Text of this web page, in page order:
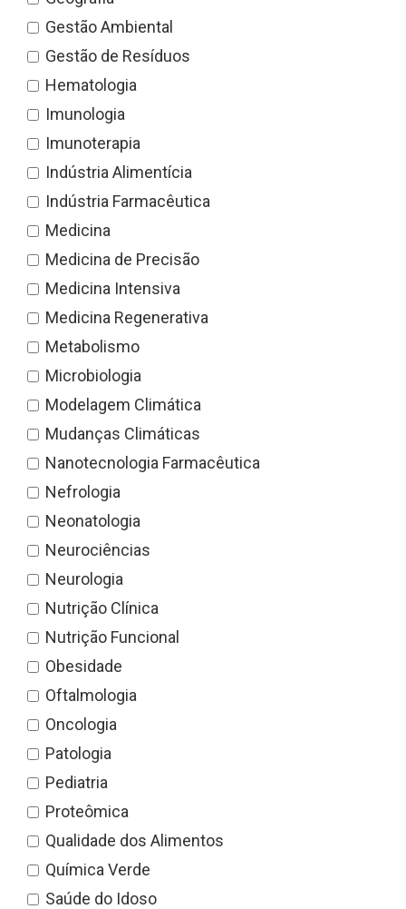
Gestão Ambiental
Gestão de Resíduos
Hematologia
Imunologia
Imunoterapia
Indústria Alimentícia
Indústria Farmacêutica
Medicina
Medicina de Precisão
Medicina Intensiva
Medicina Regenerativa
Metabolismo
Microbiologia
Modelagem Climática
Mudanças Climáticas
Nanotecnologia Farmacêutica
Nefrologia
Neonatologia
Neurociências
Neurologia
Nutrição Clínica
Nutrição Funcional
Obesidade
Oftalmologia
Oncologia
Patologia
Pediatria
Proteômica
Qualidade dos Alimentos
Química Verde
Saúde do Idoso